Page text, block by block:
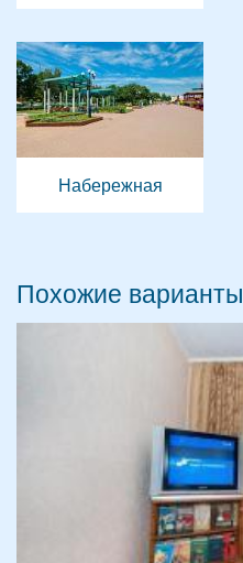
Набережная
Похожие варианты